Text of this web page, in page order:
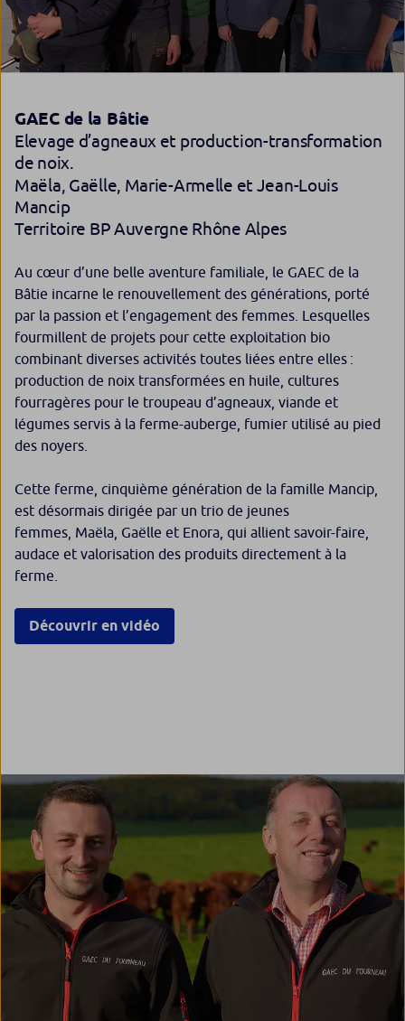
GAEC de la Bâtie
Elevage d’agneaux et production-transformation
de noix.
Maëla, Gaëlle, Marie-Armelle et Jean-Louis
Mancip
Territoire BP Auvergne Rhône Alpes
Au cœur d’une belle aventure familiale, le GAEC de la
Bâtie incarne le renouvellement des générations, porté
par la passion et l’engagement des femmes. Lesquelles
fourmillent de projets pour cette exploitation bio
combinant diverses activités toutes liées entre elles :
production de noix transformées en huile, cultures
fourragères pour le troupeau d’agneaux, viande et
légumes servis à la ferme-auberge, fumier utilisé au pied
des noyers.
Cette ferme, cinquième génération de la famille Mancip,
est désormais dirigée par un trio de jeunes
femmes, Maëla, Gaëlle et Enora, qui allient savoir-faire,
audace et valorisation des produits directement à la
ferme.
Découvrir en vidéo